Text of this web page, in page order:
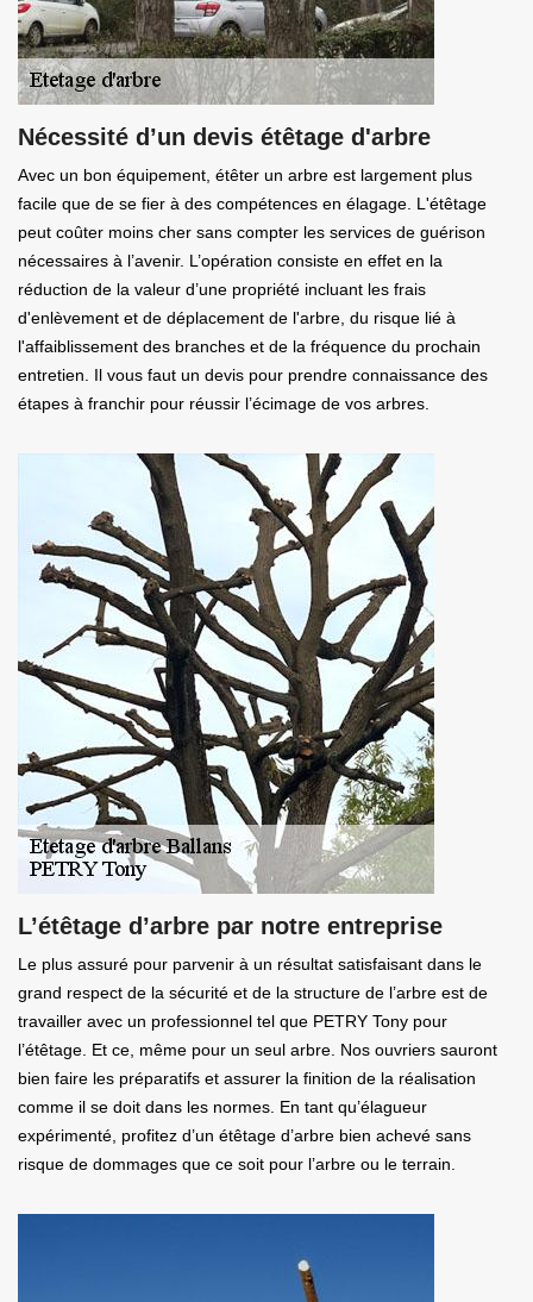
Nécessité d’un devis étêtage d'arbre
Avec un bon équipement, étêter un arbre est largement plus
facile que de se fier à des compétences en élagage. L'étêtage
peut coûter moins cher sans compter les services de guérison
nécessaires à l’avenir. L’opération consiste en effet en la
réduction de la valeur d’une propriété incluant les frais
d'enlèvement et de déplacement de l'arbre, du risque lié à
l'affaiblissement des branches et de la fréquence du prochain
entretien. Il vous faut un devis pour prendre connaissance des
étapes à franchir pour réussir l’écimage de vos arbres.
L’étêtage d’arbre par notre entreprise
Le plus assuré pour parvenir à un résultat satisfaisant dans le
grand respect de la sécurité et de la structure de l’arbre est de
travailler avec un professionnel tel que PETRY Tony pour
l’étêtage. Et ce, même pour un seul arbre. Nos ouvriers sauront
bien faire les préparatifs et assurer la finition de la réalisation
comme il se doit dans les normes. En tant qu’élagueur
expérimenté, profitez d’un étêtage d’arbre bien achevé sans
risque de dommages que ce soit pour l’arbre ou le terrain.